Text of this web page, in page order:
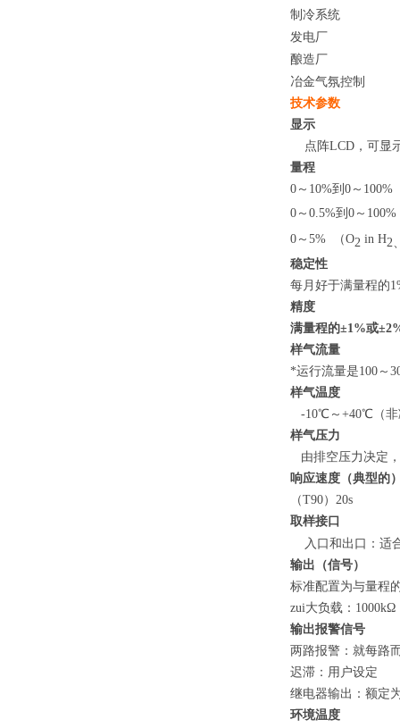
制冷系统
发电厂
酿造厂
冶金气氛控制
技术参数
显示
点阵LCD，可显
量程
0～10%到0～100%
0～0.5%到0～100%
0～5% （O2 in H2
稳定性
每月好于满量程的
精度
满量程的±1%或
样气流量
*运行流量是100～
样气温度
-10℃～+40℃（非
样气压力
由排空压力决定
响应速度（典型的
（T90）20s
取样接口
入口和出口：适
输出（信号）
标准配置为与量程
zui大负载：1000kΩ
输出报警信号
两路报警：就每路
迟滞：用户设定
继电器输出：额定
环境温度